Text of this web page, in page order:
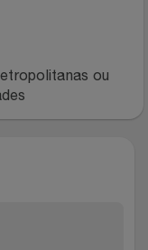
ou